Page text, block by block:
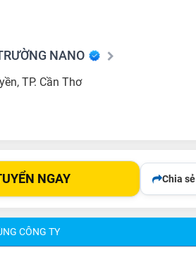
NANO
TP. Cần Thơ
NGAY Chia sẻ
CÔNG TY